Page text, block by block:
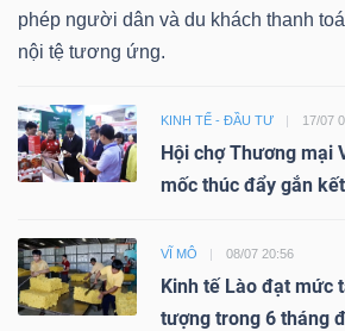
phép người dân và du khách thanh
nội tệ tương ứng.
KINH TẾ - ĐẦU TƯ 17/07
Hội chợ Thương mại
mốc thúc đẩy gắn
VĨ MÔ 08/07 20:56
Kinh tế Lào đạt mức
tượng trong 6 tháng
đầu
tư
tài
chính